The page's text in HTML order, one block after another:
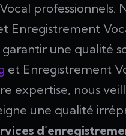
professionnels.
Enregistrement
une qualité
et Enregistrement
expertise, nous
une qualité